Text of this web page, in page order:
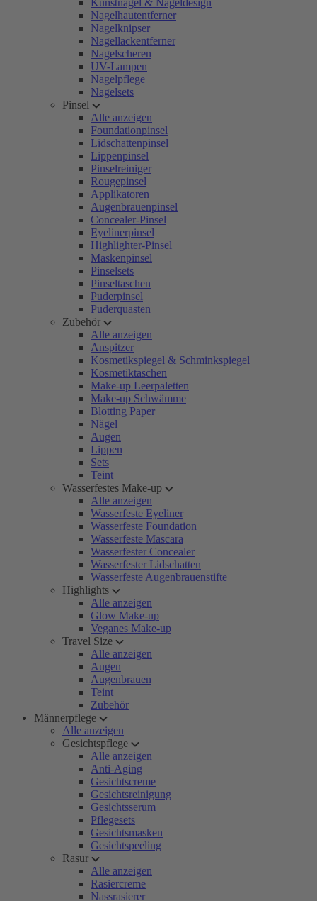
Kunstnägel & Nageldesign
Nagelhautentferner
Nagelknipser
Nagellackentferner
Nagelscheren
UV-Lampen
Nagelpflege
Nagelsets
Pinsel
Alle anzeigen
Foundationpinsel
Lidschattenpinsel
Lippenpinsel
Pinselreiniger
Rougepinsel
Applikatoren
Augenbrauenpinsel
Concealer-Pinsel
Eyelinerpinsel
Highlighter-Pinsel
Maskenpinsel
Pinselsets
Pinseltaschen
Puderpinsel
Puderquasten
Zubehör
Alle anzeigen
Anspitzer
Kosmetikspiegel & Schminkspiegel
Kosmetiktaschen
Make-up Leerpaletten
Make-up Schwämme
Blotting Paper
Nägel
Augen
Lippen
Sets
Teint
Wasserfestes Make-up
Alle anzeigen
Wasserfeste Eyeliner
Wasserfeste Foundation
Wasserfeste Mascara
Wasserfester Concealer
Wasserfester Lidschatten
Wasserfeste Augenbrauenstifte
Highlights
Alle anzeigen
Glow Make-up
Veganes Make-up
Travel Size
Alle anzeigen
Augen
Augenbrauen
Teint
Zubehör
Männerpflege
Alle anzeigen
Gesichtspflege
Alle anzeigen
Anti-Aging
Gesichtscreme
Gesichtsreinigung
Gesichtsserum
Pflegesets
Gesichtsmasken
Gesichtspeeling
Rasur
Alle anzeigen
Rasiercreme
Nassrasierer